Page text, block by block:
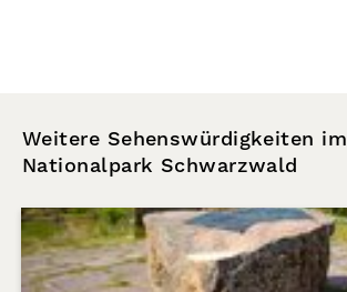
Weitere Sehenswürdigkeiten im
Nationalpark Schwarzwald